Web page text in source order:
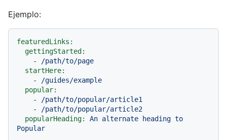
Ejemplo:
featuredLinks:
gettingStarted:
-
/path/to/page
startHere:
-
/guides/example
popular:
-
/path/to/popular/article1
-
/path/to/popular/article2
popularHeading:
An alternate heading to
Popular